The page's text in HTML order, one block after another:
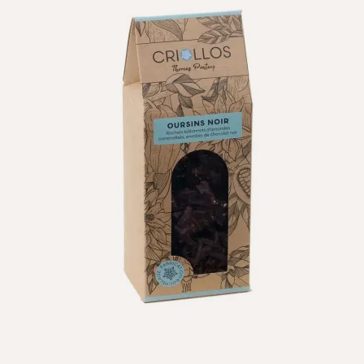
de cacao, sucre, LAIT en poudre, beurre de cacao,